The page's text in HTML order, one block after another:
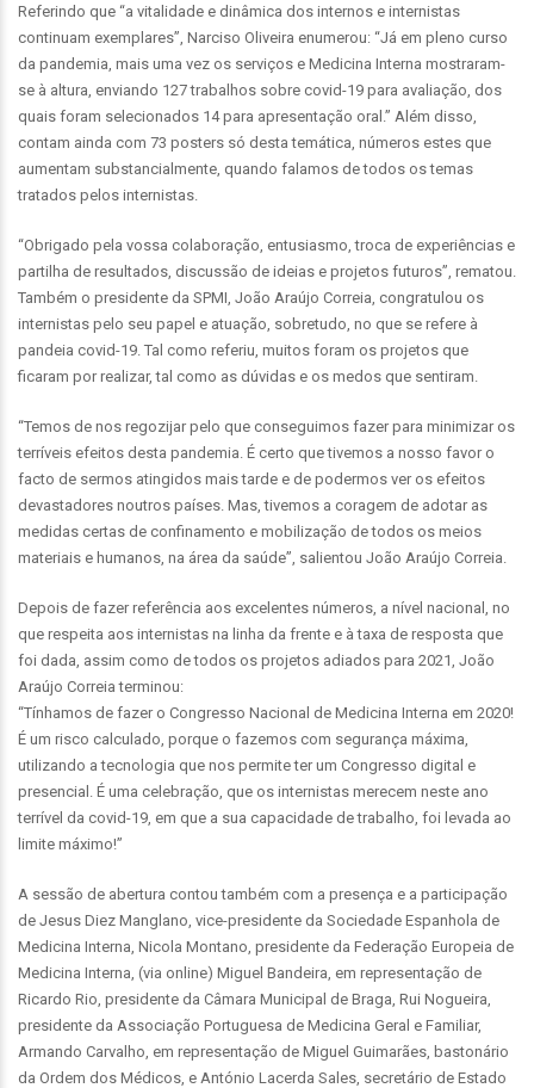
Referindo que “a vitalidade e dinâmica dos internos e internistas
continuam exemplares”, Narciso Oliveira enumerou: “Já em pleno curso
da pandemia, mais uma vez os serviços e Medicina Interna mostraram-
se à altura, enviando 127 trabalhos sobre covid-19 para avaliação, dos
quais foram selecionados 14 para apresentação oral.” Além disso,
contam ainda com 73 posters só desta temática, números estes que
aumentam substancialmente, quando falamos de todos os temas
tratados pelos internistas.
“Obrigado pela vossa colaboração, entusiasmo, troca de experiências e
partilha de resultados, discussão de ideias e projetos futuros”, rematou.
Também o presidente da SPMI, João Araújo Correia, congratulou os
internistas pelo seu papel e atuação, sobretudo, no que se refere à
pandeia covid-19. Tal como referiu, muitos foram os projetos que
ficaram por realizar, tal como as dúvidas e os medos que sentiram.
“Temos de nos regozijar pelo que conseguimos fazer para minimizar os
terríveis efeitos desta pandemia. É certo que tivemos a nosso favor o
facto de sermos atingidos mais tarde e de podermos ver os efeitos
devastadores noutros países. Mas, tivemos a coragem de adotar as
medidas certas de confinamento e mobilização de todos os meios
materiais e humanos, na área da saúde”, salientou João Araújo Correia.
Depois de fazer referência aos excelentes números, a nível nacional, no
que respeita aos internistas na linha da frente e à taxa de resposta que
foi dada, assim como de todos os projetos adiados para 2021, João
Araújo Correia terminou:
“Tínhamos de fazer o Congresso Nacional de Medicina Interna em 2020!
É um risco calculado, porque o fazemos com segurança máxima,
utilizando a tecnologia que nos permite ter um Congresso digital e
presencial. É uma celebração, que os internistas merecem neste ano
terrível da covid-19, em que a sua capacidade de trabalho, foi levada ao
limite máximo!”
A sessão de abertura contou também com a presença e a participação
de Jesus Diez Manglano, vice-presidente da Sociedade Espanhola de
Medicina Interna, Nicola Montano, presidente da Federação Europeia de
Medicina Interna, (via online) Miguel Bandeira, em representação de
Ricardo Rio, presidente da Câmara Municipal de Braga, Rui Nogueira,
presidente da Associação Portuguesa de Medicina Geral e Familiar,
Armando Carvalho, em representação de Miguel Guimarães, bastonário
da Ordem dos Médicos, e António Lacerda Sales, secretário de Estado